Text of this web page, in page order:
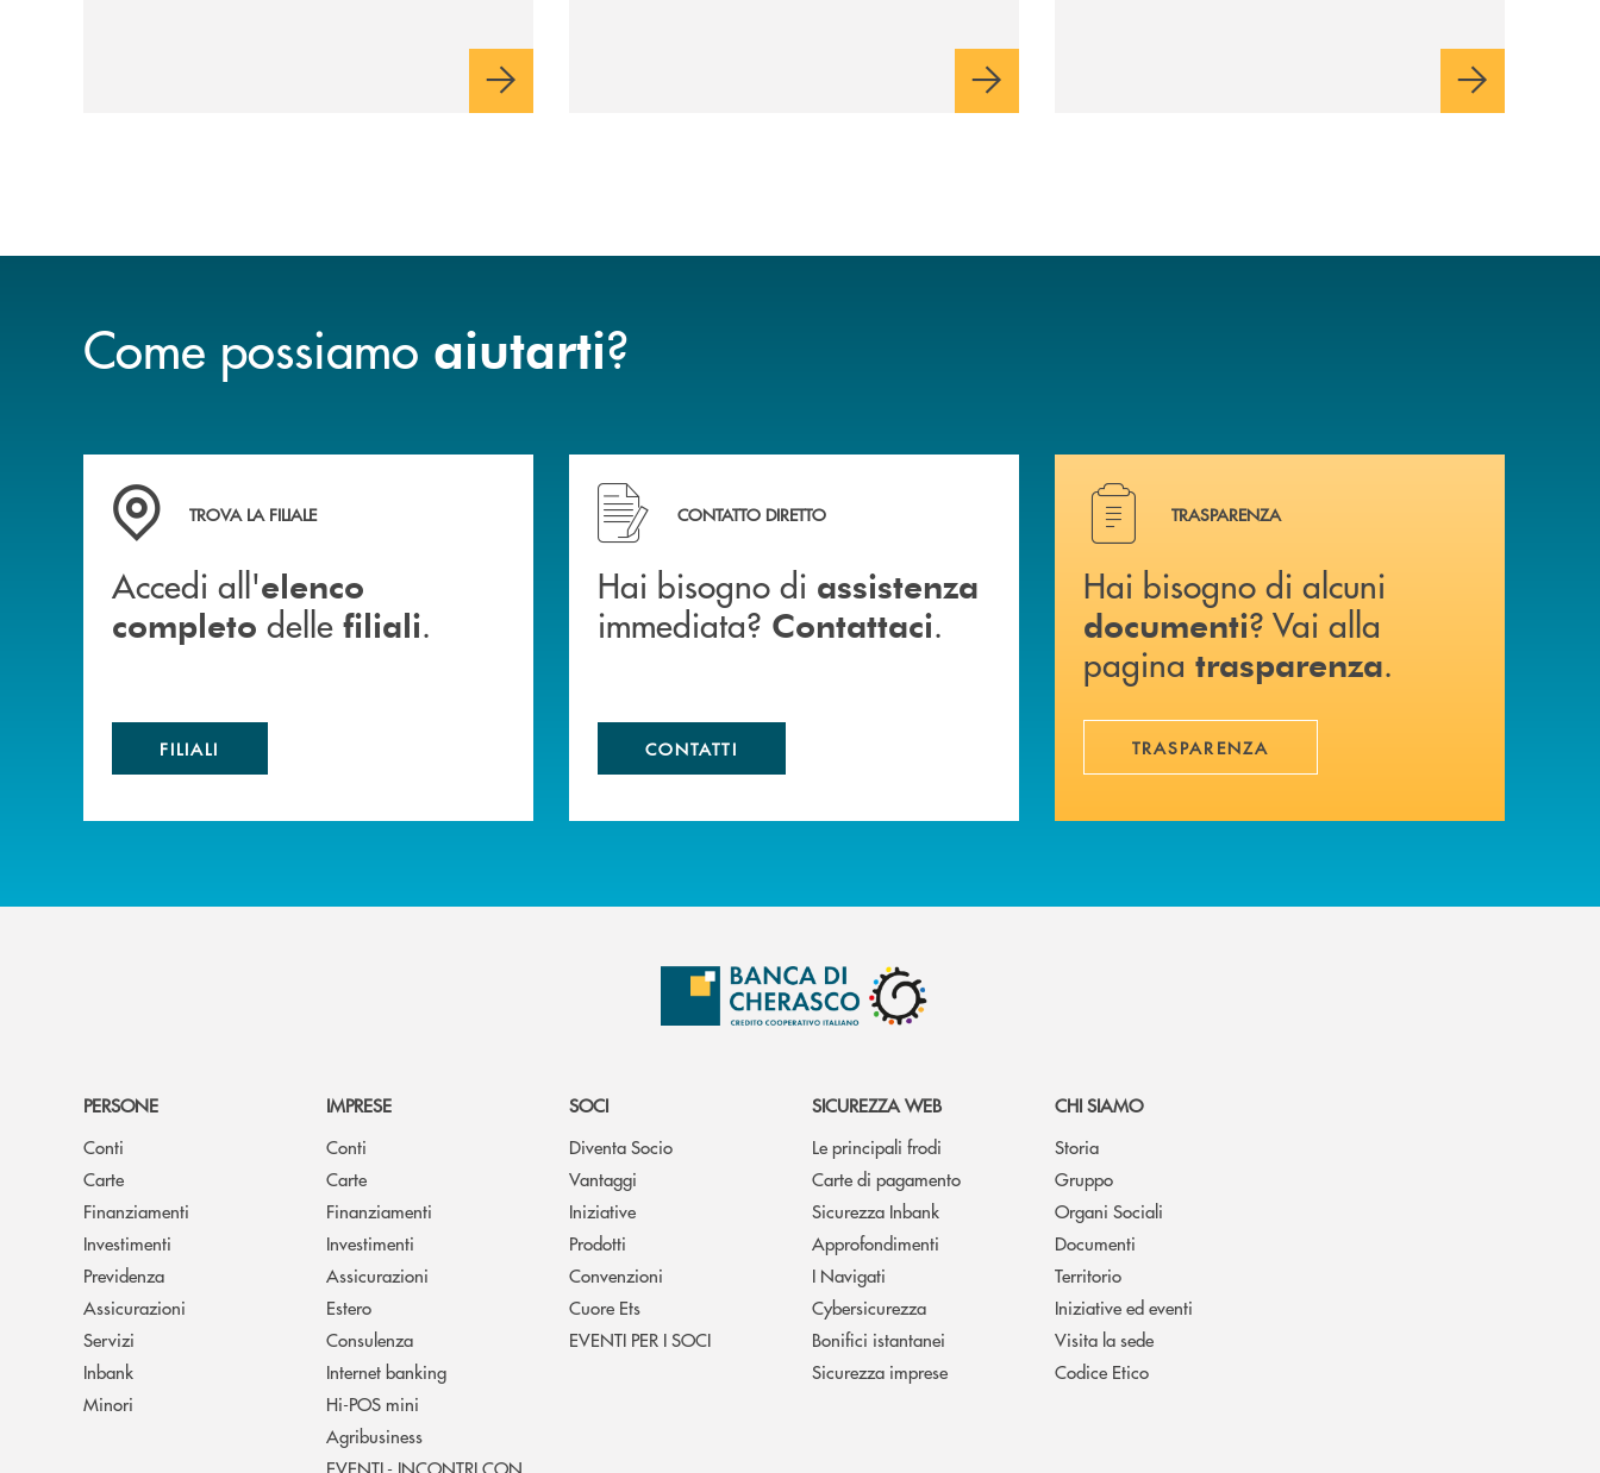
Come possiamo aiutarti?
Accedi all' elenco completo delle filiali .
TROVA LA FILIALE
Accedi all'elenco
completo delle filiali.
FILIALI
Hai bisogno di assistenza immediata? Contattaci .
CONTATTO DIRETTO
Hai bisogno di assistenza
immediata? Contattaci.
CONTATTI
Hai bisogno di alcuni documenti ? Vai alla pagina
TRASPARENZA
Hai bisogno di alcuni
documenti? Vai alla
pagina trasparenza.
TRASPARENZA
PERSONE
Conti
Carte
Finanziamenti
Investimenti
Previdenza
Assicurazioni
Servizi
Inbank
Minori
IMPRESE
Conti
Carte
Finanziamenti
Investimenti
Assicurazioni
Estero
Consulenza
Internet banking
Hi-POS mini
Agribusiness
EVENTI - INCONTRI CON
SOCI
Diventa Socio
Vantaggi
Iniziative
Prodotti
Convenzioni
Cuore Ets
EVENTI PER I SOCI
SICUREZZA WEB
Le principali frodi
Carte di pagamento
Sicurezza Inbank
Approfondimenti
I Navigati
Cybersicurezza
Bonifici istantanei
Sicurezza imprese
CHI SIAMO
Storia
Gruppo
Organi Sociali
Documenti
Territorio
Iniziative ed eventi
Visita la sede
Codice Etico